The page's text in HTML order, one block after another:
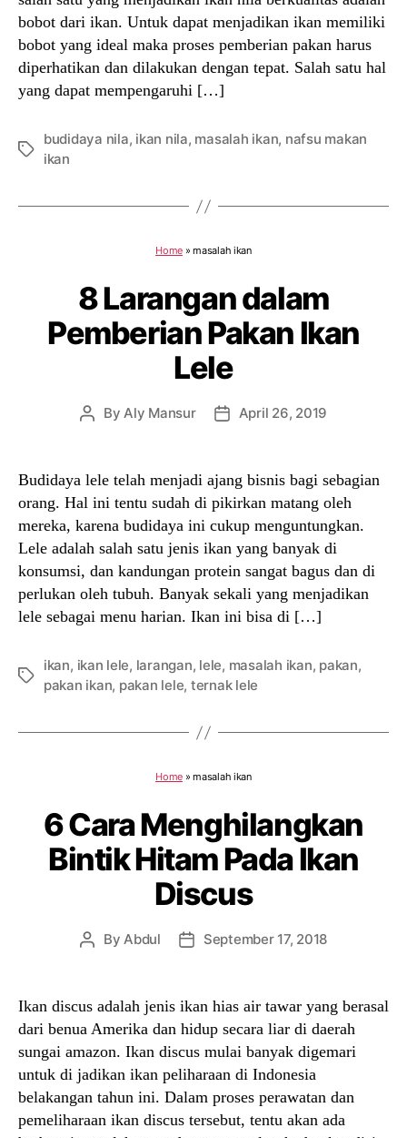
bobot dari ikan. Untuk dapat menjadikan ikan memiliki
bobot yang ideal maka proses pemberian pakan harus
diperhatikan dan dilakukan dengan tepat. Salah satu hal
yang dapat mempengaruhi […]
Tags
budidaya nila, ikan nila, masalah ikan, nafsu makan
ikan
Home»masalah ikan
8 Larangan dalam
Pemberian Pakan Ikan
Lele
PostByAly Mansur
PostApril 26, 2019
Budidaya lele telah menjadi ajang bisnis bagi sebagian
orang. Hal ini tentu sudah di pikirkan matang oleh
mereka, karena budidaya ini cukup menguntungkan.
Lele adalah salah satu jenis ikan yang banyak di
konsumsi, dan kandungan protein sangat bagus dan di
perlukan oleh tubuh. Banyak sekali yang menjadikan
lele sebagai menu harian. Ikan ini bisa di […]
Tags
ikan, ikan lele, larangan, lele, masalah ikan, pakan,
pakan ikan, pakan lele, ternak lele
Home»masalah ikan
6 Cara Menghilangkan
Bintik Hitam Pada Ikan
Discus
PostByAbdul
PostSeptember 17, 2018
Ikan discus adalah jenis ikan hias air tawar yang berasal
dari benua Amerika dan hidup secara liar di daerah
sungai amazon. Ikan discus mulai banyak digemari
untuk di jadikan ikan peliharaan di Indonesia
belakangan tahun ini. Dalam proses perawatan dan
pemeliharaan ikan discus tersebut, tentu akan ada